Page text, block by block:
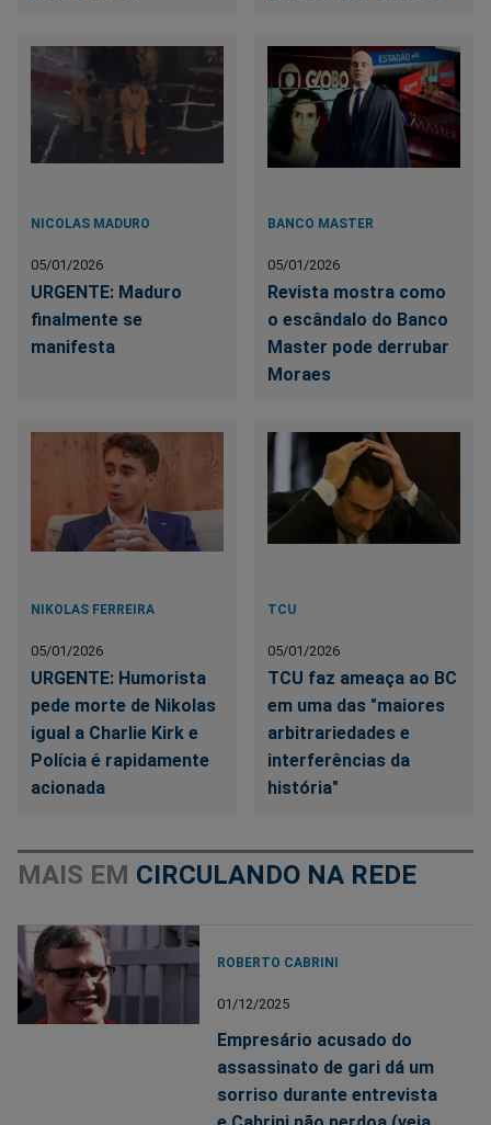
NICOLAS MADURO
05/01/2026
URGENTE: Maduro
finalmente se
manifesta
BANCO MASTER
05/01/2026
Revista mostra como
o escândalo do Banco
Master pode derrubar
Moraes
NIKOLAS FERREIRA
05/01/2026
URGENTE: Humorista
pede morte de Nikolas
igual a Charlie Kirk e
Polícia é rapidamente
acionada
TCU
05/01/2026
TCU faz ameaça ao BC
em uma das "maiores
arbitrariedades e
interferências da
história"
MAIS EM CIRCULANDO NA REDE
ROBERTO CABRINI
01/12/2025
Empresário acusado do
assassinato de gari dá um
sorriso durante entrevista